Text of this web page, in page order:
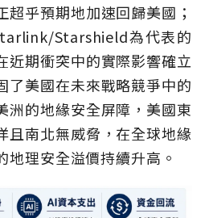
超乎預期地加速回歸美國；
Starshield為代表的
近期衝突中的實際影響確立
了美國在未來戰略競爭中的
洲的地緣安全屏障，美國東
且南北無威脅，在全球地緣
地理安全溢價持續升高。